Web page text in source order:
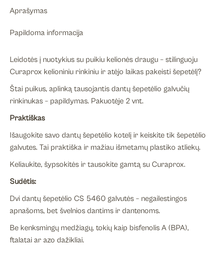
įvairių
spalvų,
Aprašymas
Papildoma informacija
Leidotės į nuotykius su puikiu kelionės draugu – stilinguoju
Curaprox kelioniniu rinkiniu ir atėjo laikas pakeisti šepetėlį?
Štai puikus, aplinką tausojantis dantų šepetėlio galvučių
rinkinukas – papildymas. Pakuotėje 2 vnt.
Praktiškas
Išaugokite savo dantų šepetėlio kotelį ir keiskite tik šepetėlio
galvutes. Tai praktiška ir mažiau išmetamų plastiko atliekų.
Keliaukite, šypsokitės ir tausokite gamtą su Curaprox.
Sudėtis:
Dvi dantų šepetėlio CS 5460 galvutės – negailestingos
apnašoms, bet švelnios dantims ir dantenoms.
Be kenksmingų medžiagų, tokių kaip bisfenolis A (BPA),
ftalatai ar azo dažikliai.